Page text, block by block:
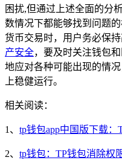
困扰,但通过上述全面的分
数情况下都能够找到问题
货币交易时，用户务必保
产安全，要及时关注钱包
地应对各种可能出现的情
上稳健运行。
相关阅读：
1、 tp钱包app中国版下载
2、 tp钱包：TP钱包消除权